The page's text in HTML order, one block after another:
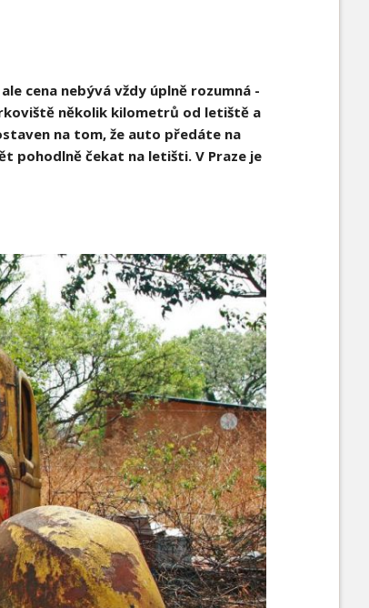
cena nebývá vždy úplně rozumná -
několik kilometrů od letiště a
na tom, že auto předáte na
pohodlně čekat na letišti. V Praze je